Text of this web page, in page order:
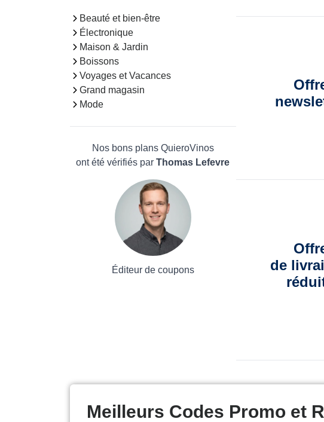
Beauté et bien-être
Électronique
Maison & Jardin
Boissons
Voyages et Vacances
Grand magasin
Mode
Nos bons plans QuieroVinos
ont été vérifiés parThomas Lefevre
Éditeur de coupons
de
Meilleurs Codes Promo et